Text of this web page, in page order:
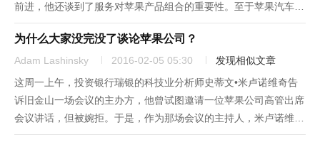
前进，他还谈到了服务对苹果产品组合的重要性。至于苹果汽车，
它是否存在仍然是未知之数。一直有传言说苹果正在开发iCar汽
车，对此库克给出了一个“自相矛盾”的说法：他暗示苹果最...
为什么大家没完没了谈论苹果公司？
Adam Lashinsky 2016-02-05 05:30
发现相似文章
这周一上午，投资银行瑞银的科技业分析师史蒂文•米卢诺维奇告
诉旧金山一场会议的主办方，他曾试图邀请一位苹果公司高管出席
会议讲话，但被婉拒。于是，作为那场会议的主持人，米卢诺维奇
请了三位研究苹果公司的专家——分析师霍拉斯•德迪乌、在密歇